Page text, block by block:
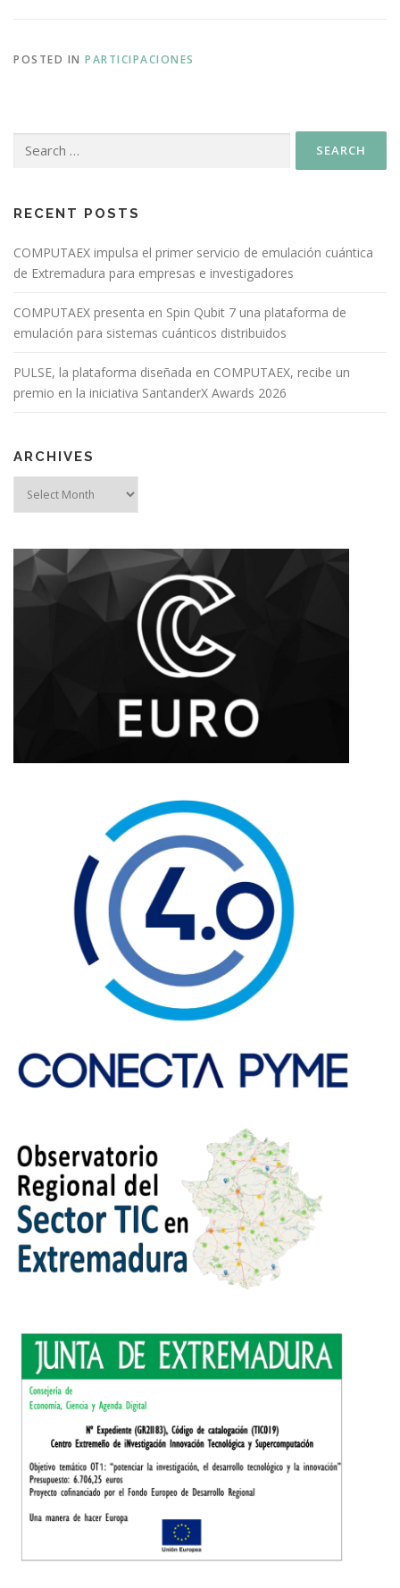
POSTED IN PARTICIPACIONES
RECENT POSTS
COMPUTAEX impulsa el primer servicio de emulación cuántica
de Extremadura para empresas e investigadores
COMPUTAEX presenta en Spin Qubit 7 una plataforma de
emulación para sistemas cuánticos distribuidos
PULSE, la plataforma diseñada en COMPUTAEX, recibe un
premio en la iniciativa SantanderX Awards 2026
ARCHIVES